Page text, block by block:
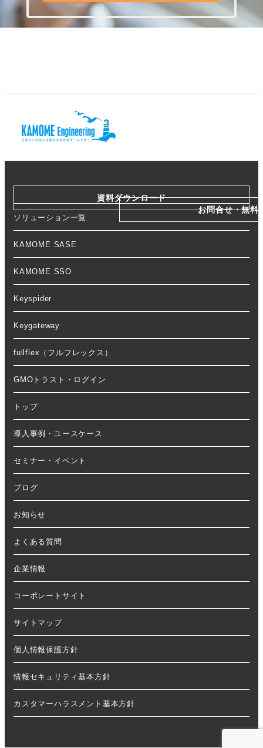
資料ダウンロード
お問合せ・無料
ソリューション一覧
KAMOME SASE
KAMOME SSO
Keyspider
Keygateway
fullflex（フルフレックス）
GMOトラスト・ログイン
トップ
導入事例・ユースケース
セミナー・イベント
ブログ
お知らせ
よくある質問
企業情報
コーポレートサイト
サイトマップ
個人情報保護方針
情報セキュリティ基本方針
カスタマーハラスメント基本方針